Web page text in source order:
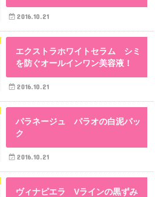
2016.10.21
エクストラホワイトセラム シミ
を防ぐオールインワン美容液！
2016.10.21
パラネージュ パラオの白泥パッ
ク
2016.10.21
ヴィナピエラ Vラインの黒ずみ